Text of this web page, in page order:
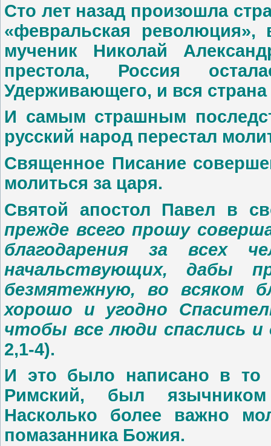
Сто лет назад произошла
«февральская революция»,
мученик Николай
престола, Россия
Удерживающего, и вся
И самым страшным
русский народ перестал
Священное Писание
молиться за царя.
Святой апостол Павел в
прежде всего прошу
благодарения за всех
начальствующих, дабы
безмятежную, во всяком
хорошо и угодно
чтобы все люди спаслись
2,1-4).
И это было написано в то
Римский, был
Насколько более важно
помазанника Божия.